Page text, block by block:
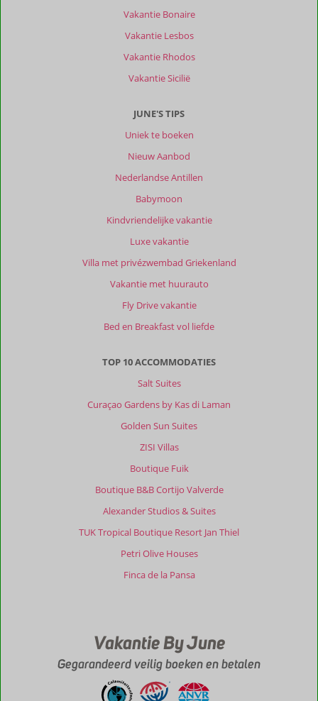
Vakantie Bonaire
Vakantie Lesbos
Vakantie Rhodos
Vakantie Sicilië
JUNE'S TIPS
Uniek te boeken
Nieuw Aanbod
Nederlandse Antillen
Babymoon
Kindvriendelijke vakantie
Luxe vakantie
Villa met privézwembad Griekenland
Vakantie met huurauto
Fly Drive vakantie
Bed en Breakfast vol liefde
TOP 10 ACCOMMODATIES
Salt Suites
Curaçao Gardens by Kas di Laman
Golden Sun Suites
ZISI Villas
Boutique Fuik
Boutique B&B Cortijo Valverde
Alexander Studios & Suites
TUK Tropical Boutique Resort Jan Thiel
Petri Olive Houses
Finca de la Pansa
Vakantie By June
Gegarandeerd veilig boeken en betalen